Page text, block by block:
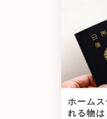
ホーム
れる物